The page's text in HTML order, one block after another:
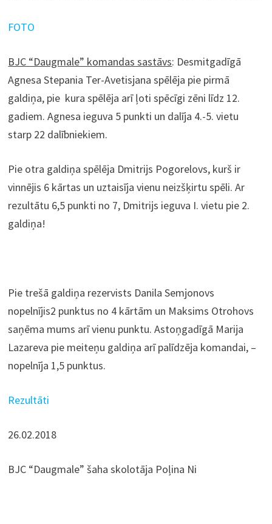
FOTO
BJC “Daugmale” komandas sastāvs: Desmitgadīgā
Agnesa Stepania Ter-Avetisjana spēlēja pie pirmā
galdiņa, pie kura spēlēja arī ļoti spēcīgi zēni līdz 12.
gadiem. Agnesa ieguva 5 punkti un dalīja 4.-5. vietu
starp 22 dalībniekiem.
Pie otra galdiņa spēlēja Dmitrijs Pogorelovs, kurš ir
vinnējis 6 kārtas un uztaisīja vienu neizšķirtu spēli. Ar
rezultātu 6,5 punkti no 7, Dmitrijs ieguva I. vietu pie 2.
galdiņa!
Pie trešā galdiņa rezervists Danila Semjonovs
nopelnījis2 punktus no 4 kārtām un Maksims Otrohovs
saņēma mums arī vienu punktu. Astoņgadīgā Marija
Lazareva pie meiteņu galdiņa arī palīdzēja komandai, –
nopelnīja 1,5 punktus.
Rezultāti
26.02.2018
BJC “Daugmale” šaha skolotāja Poļina Ni